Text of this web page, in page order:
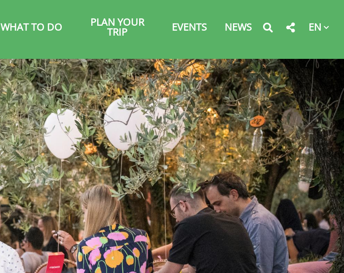
WHAT TO DO PLAN YOUR
TRIP EVENTS NEWS EN